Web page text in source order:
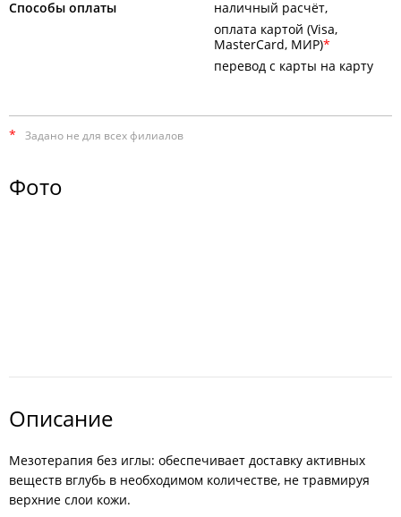
Способы оплаты
наличный расчёт
оплата картой (Visa,
MasterCard, МИР)
перевод с карты на карту
* Задано не для всех филиалов
Фото
Описание
Мезотерапия без иглы: обеспечивает доставку активных
веществ вглубь в необходимом количестве, не травмируя
верхние слои кожи.